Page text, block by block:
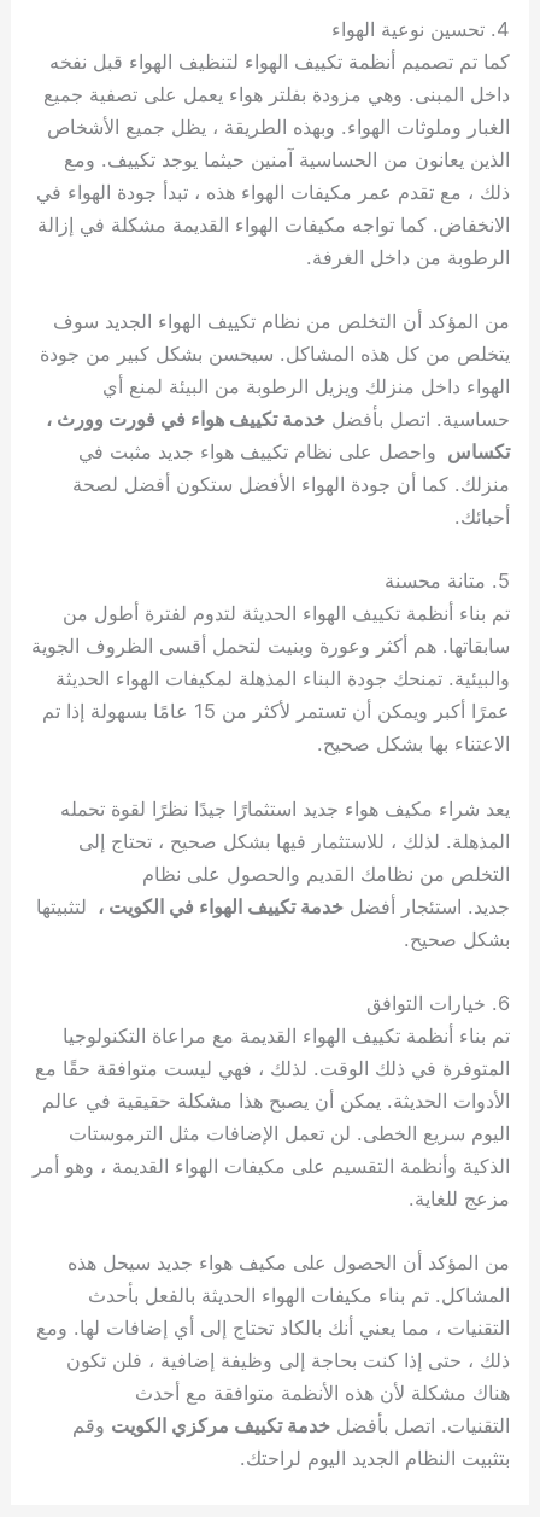
4. تحسين نوعية الهواء
كما تم تصميم أنظمة تكييف الهواء لتنظيف الهواء قبل نفخه
داخل المبنى. وهي مزودة بفلتر هواء يعمل على تصفية جميع
الغبار وملوثات الهواء. وبهذه الطريقة ، يظل جميع الأشخاص
الذين يعانون من الحساسية آمنين حيثما يوجد تكييف. ومع
ذلك ، مع تقدم عمر مكيفات الهواء هذه ، تبدأ جودة الهواء في
الانخفاض. كما تواجه مكيفات الهواء القديمة مشكلة في إزالة
الرطوبة من داخل الغرفة.
من المؤكد أن التخلص من نظام تكييف الهواء الجديد سوف
يتخلص من كل هذه المشاكل. سيحسن بشكل كبير من جودة
الهواء داخل منزلك ويزيل الرطوبة من البيئة لمنع أي
حساسية. اتصل بأفضلخدمة تكييف هواء في فورت وورث ،
تكساس واحصل على نظام تكييف هواء جديد مثبت في
منزلك. كما أن جودة الهواء الأفضل ستكون أفضل لصحة
أحبائك.
5. متانة محسنة
تم بناء أنظمة تكييف الهواء الحديثة لتدوم لفترة أطول من
سابقاتها. هم أكثر وعورة وبنيت لتحمل أقسى الظروف الجوية
والبيئية. تمنحك جودة البناء المذهلة لمكيفات الهواء الحديثة
عمرًا أكبر ويمكن أن تستمر لأكثر من 15 عامًا بسهولة إذا تم
الاعتناء بها بشكل صحيح.
يعد شراء مكيف هواء جديد استثمارًا جيدًا نظرًا لقوة تحمله
المذهلة. لذلك ، للاستثمار فيها بشكل صحيح ، تحتاج إلى
التخلص من نظامك القديم والحصول على نظام
جديد. استئجار أفضلخدمة تكييف الهواء في الكويت ، لتثبيتها
بشكل صحيح.
6. خيارات التوافق
تم بناء أنظمة تكييف الهواء القديمة مع مراعاة التكنولوجيا
المتوفرة في ذلك الوقت. لذلك ، فهي ليست متوافقة حقًا مع
الأدوات الحديثة. يمكن أن يصبح هذا مشكلة حقيقية في عالم
اليوم سريع الخطى. لن تعمل الإضافات مثل الترموستات
الذكية وأنظمة التقسيم على مكيفات الهواء القديمة ، وهو أمر
مزعج للغاية.
من المؤكد أن الحصول على مكيف هواء جديد سيحل هذه
المشاكل. تم بناء مكيفات الهواء الحديثة بالفعل بأحدث
التقنيات ، مما يعني أنك بالكاد تحتاج إلى أي إضافات لها. ومع
ذلك ، حتى إذا كنت بحاجة إلى وظيفة إضافية ، فلن تكون
هناك مشكلة لأن هذه الأنظمة متوافقة مع أحدث
التقنيات. اتصل بأفضلخدمة تكييف مركزي الكويت وقم
بتثبيت النظام الجديد اليوم لراحتك.